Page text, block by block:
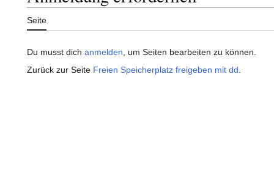
Seite
Du musst dich anmelden , um Seiten bearbeiten zu können.
Zurück zur Seite Freien Speicherplatz freigeben mit dd